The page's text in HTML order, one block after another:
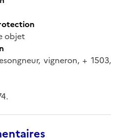
objet
vigneron, + 1503,